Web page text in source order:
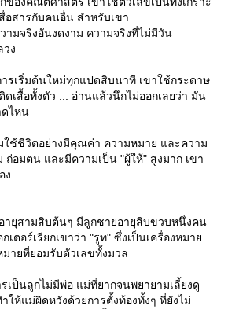
อสารกับคนอื่น สำหรับเขา
มจริงอันงดงาม ความจริงที่ไม่มีวัน
ง
รเริ่มต้นใหม่ทุกแปดสิบนาที เขาใช้กระดาษ
เสื้อทั้งตัว ... อ่านแล้วนึกไม่ออกเลยว่า มัน
ไหน
ช้ชีวิตอย่างมีคุณค่า ความหมาย และความ
อมตน และมีความเป็น "ผู้ให้" สูงมาก เขา
ง
ายุสามสิบต้นๆ มีลูกชายอายุสิบขวบหนึ่งคน
เตอร์เรียกเขาว่า "รูท" ซึ่งเป็นเครื่องหมา
มายที่ยอมรับตัวเลขทั้งมวล
ป็นลูกไม่มีพ่อ แม่ที่ยากจนพยายามเลี้ยงดู
ให้แม่ผิดหวังด้วยการตั้งท้องทั้งๆ ที่ยังไม่